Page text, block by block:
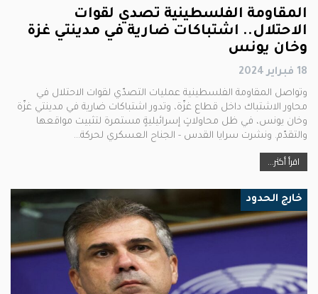
المقاومة الفلسطينية تصدي لقوات
الاحتلال.. اشتباكات ضارية في مدينتي غزة
وخان يونس
18 فبراير 2024
وتواصل المقاومة الفلسطينية عمليات التصدّي لقوات الاحتلال في
محاور الاشتباك داخل قطاع غزّة، وتدور اشتباكات ضارية في مدينتي غزّة
وخان يونس، في ظل محاولاتٍ إسرائيليةٍ مستمرة لتثبيت مواقعها
والتقدّم. ونشرت سرايا القدس - الجناح العسكري لحركة…
اقرأ أكثر...
خارج الحدود